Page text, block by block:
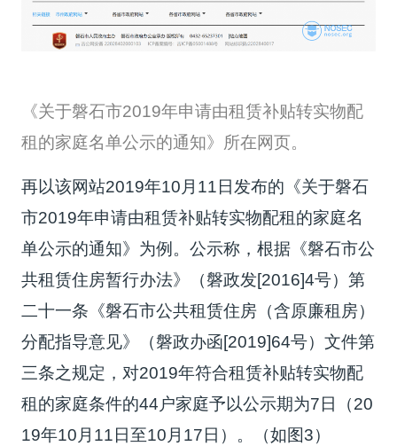
《关于磐石市2019年申请由租赁补贴转实物配
租的家庭名单公示的通知》所在网页。
再以该网站2019年10月11日发布的《关于磐石
市2019年申请由租赁补贴转实物配租的家庭名
单公示的通知》为例。公示称，根据《磐石市公
共租赁住房暂行办法》（磐政发[2016]4号）第
二十一条《磐石市公共租赁住房（含原廉租房）
分配指导意见》（磐政办函[2019]64号）文件第
三条之规定，对2019年符合租赁补贴转实物配
租的家庭条件的44户家庭予以公示期为7日（20
19年10月11日至10月17日）。（如图3）